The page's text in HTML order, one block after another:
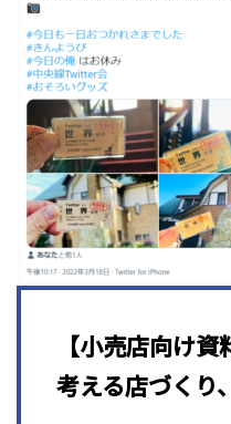
【小売店向け
考える店づくり